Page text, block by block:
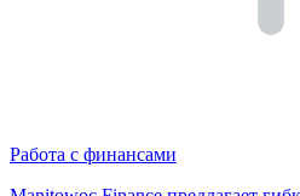
Работа с финансами